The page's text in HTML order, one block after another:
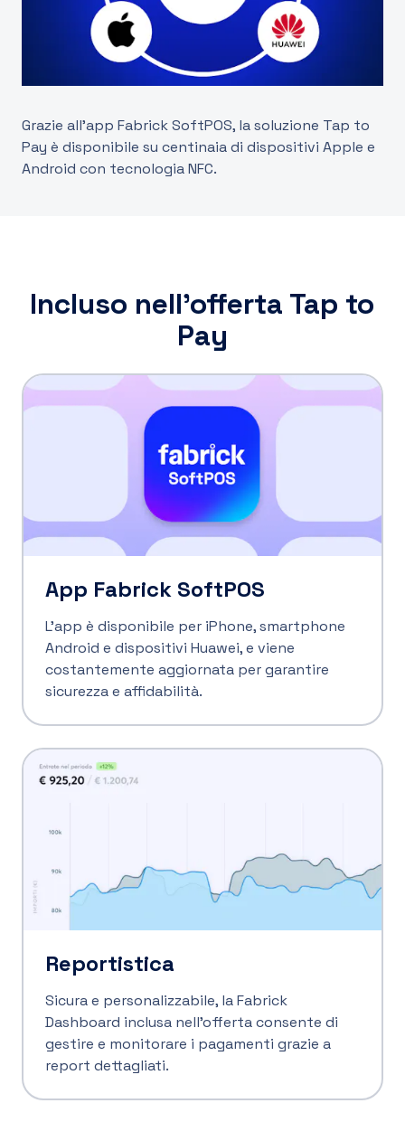
Grazie all'app Fabrick SoftPOS, la soluzione Tap to
Pay è disponibile su centinaia di dispositivi Apple e
Android con tecnologia NFC.
Incluso nell’offerta Tap to
Pay
App Fabrick SoftPOS
L'app è disponibile per iPhone, smartphone
Android e dispositivi Huawei, e viene
costantemente aggiornata per garantire
sicurezza e affidabilità.
Reportistica
Sicura e personalizzabile, la Fabrick
Dashboard inclusa nell'offerta consente di
gestire e monitorare i pagamenti grazie a
report dettagliati.